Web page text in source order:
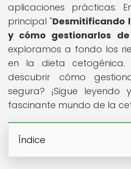
aplicaciones prácticas.
principal "Desmitificando
y cómo gestionarlos
exploramos a fondo los
en la dieta cetogénica.
descubrir cómo
segura? ¡Sigue
fascinante mundo de la
Índice